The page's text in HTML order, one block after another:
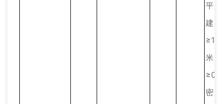
平
建
米
密